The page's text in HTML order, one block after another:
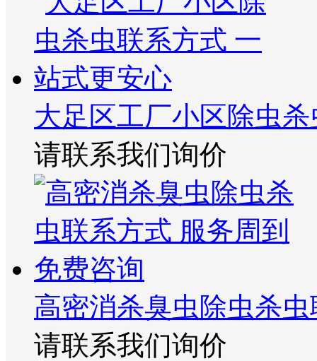
大足区工厂小区除虫
请联系我们询价
高密消杀臭虫除虫杀
请联系我们询价